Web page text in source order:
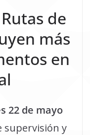
de
más
en
22 de mayo
supervisión y